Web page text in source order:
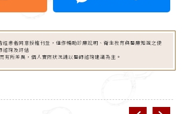
經患者同意授權刊登，僅作輔助診療說明、衛生教育與醫療知識之使
諮詢及評估
有所差異，個人實際狀況請以醫師諮詢建議為主。